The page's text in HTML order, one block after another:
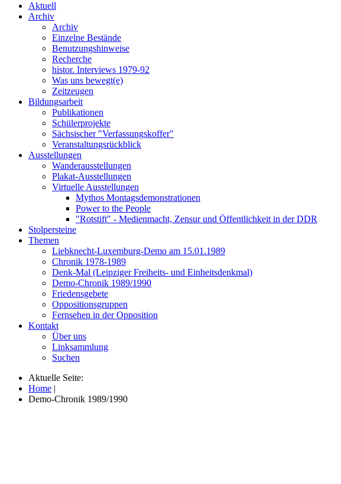
Aktuell
Archiv
Archiv
Einzelne Bestände
Benutzungshinweise
Recherche
histor. Interviews 1979-92
Was uns bewegt(e)
Zeitzeugen
Bildungsarbeit
Publikationen
Schülerprojekte
Sächsischer "Verfassungskoffer"
Veranstaltungsrückblick
Ausstellungen
Wanderausstellungen
Plakat-Ausstellungen
Virtuelle Ausstellungen
Mythos Montagsdemonstrationen
Power to the People
"Rotstift" - Medienmacht, Zensur und Öffentlichkeit in der DDR
Stolpersteine
Themen
Liebknecht-Luxemburg-Demo am 15.01.1989
Chronik 1978-1989
Denk-Mal (Leipziger Freiheits- und Einheitsdenkmal)
Demo-Chronik 1989/1990
Friedensgebete
Oppositionsgruppen
Fernsehen in der Opposition
Kontakt
Über uns
Linksammlung
Suchen
Aktuelle Seite:
Home |
Demo-Chronik 1989/1990